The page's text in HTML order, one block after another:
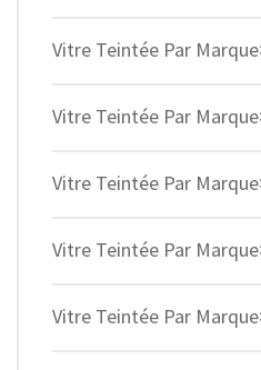
Vitre Teintée Par
Vitre Teintée Par
Vitre Teintée Par
Vitre Teintée Par
Vitre Teintée Par